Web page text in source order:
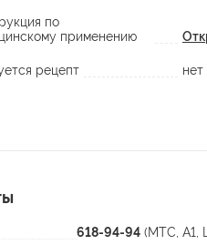
по
применению
рецепт нет
618-94-94 (МТС, A1,